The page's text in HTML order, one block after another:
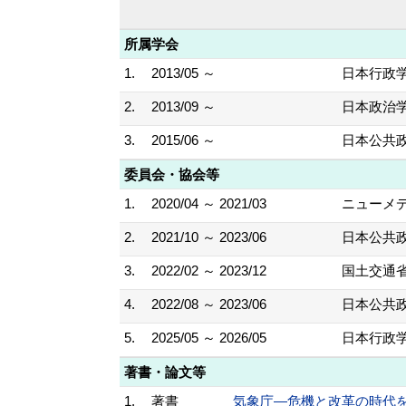
所属学会
1.
2013/05 ～ 日本行政
2. 2013/09 ～ 日本政治
3. 2015/06 ～ 日本公共
委員会・協会等
1.
2020/04 ～ 2021/03 ニューメ
2. 2021/10 ～ 2023/06 日本公共
3. 2022/02 ～ 2023/12 国土交通
4. 2022/08 ～ 2023/06 日本公共
5. 2025/05 ～ 2026/05 日本行政
著書・論文等
1.
著書 気象庁―危機と改革の時代